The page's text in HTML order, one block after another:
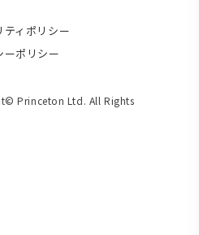
ィポリシー
ーポリシー
Princeton Ltd. All Rights